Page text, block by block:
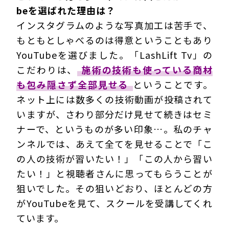
beを選ばれた理由は？
インスタグラムのような写真加工は苦手で、
もともとしゃべるのは得意ということもあり
YouTubeを選びました。「LashLift Tv」の
こだわりは、 施術の技術も使っている商材
も包み隠さず全部見せる ということです。
ネット上には数多くの技術動画が投稿されて
いますが、さわり部分だけ見せて続きはセミ
ナーで、というものが多い印象…。私のチャ
ンネルでは、あえて全てを見せることで「こ
の人の技術が習いたい！」「この人から習い
たい！」と視聴者さんに思ってもらうことが
狙いでした。その狙いどおり、ほとんどの方
がYouTubeを見て、スクールを受講してくれ
ています。